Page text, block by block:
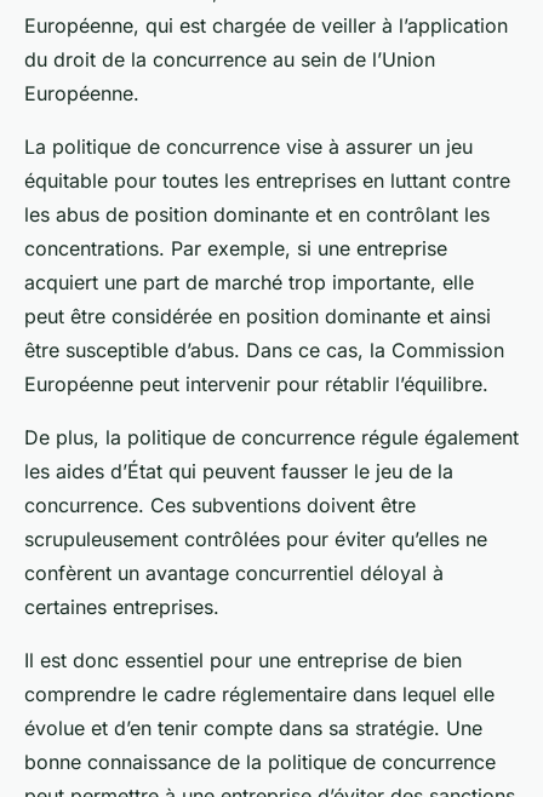
Européenne, qui est chargée de veiller à l’application
du droit de la concurrence au sein de l’Union
Européenne.
La politique de concurrence vise à assurer un jeu
équitable pour toutes les entreprises en luttant contre
les abus de position dominante et en contrôlant les
concentrations. Par exemple, si une entreprise
acquiert une part de marché trop importante, elle
peut être considérée en position dominante et ainsi
être susceptible d’abus. Dans ce cas, la Commission
Européenne peut intervenir pour rétablir l’équilibre.
De plus, la politique de concurrence régule également
les aides d’État qui peuvent fausser le jeu de la
concurrence. Ces subventions doivent être
scrupuleusement contrôlées pour éviter qu’elles ne
confèrent un avantage concurrentiel déloyal à
certaines entreprises.
Il est donc essentiel pour une entreprise de bien
comprendre le cadre réglementaire dans lequel elle
évolue et d’en tenir compte dans sa stratégie. Une
bonne connaissance de la politique de concurrence